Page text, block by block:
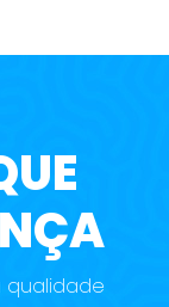
qualidade